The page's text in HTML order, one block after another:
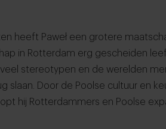
heeft Paweł een grotere
in Rotterdam erg gescheiden
stereotypen en de werelden
slaan. Door de Poolse cultuur en
hij Rotterdammers en Poolse